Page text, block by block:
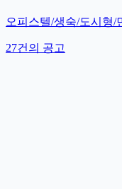
오피스텔/생숙/도시형/
27건의 공고